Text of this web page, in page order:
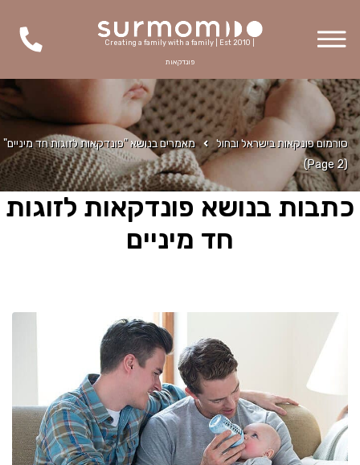
Creating a family with a family | Est 2010 |
פונדקאות
סורמום פונקאות בישראל ובחול
מאמרים בנושא "פונדקאות לזוגות חד מיניים"
(Page 2)
כתבות בנושא פונדקאות לזוגות
חד מיניים